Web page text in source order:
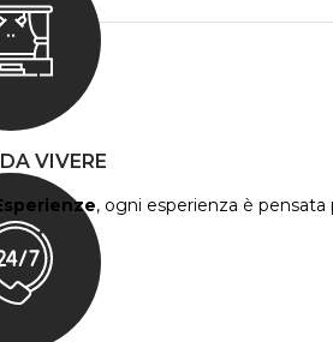
VIVERE
, ogni esperienza è